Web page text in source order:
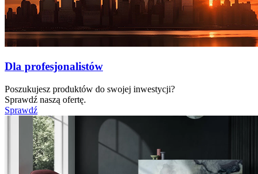
Dla profesjonalistów
Poszukujesz produktów do swojej inwestycji?
Sprawdź naszą ofertę.
Sprawdź